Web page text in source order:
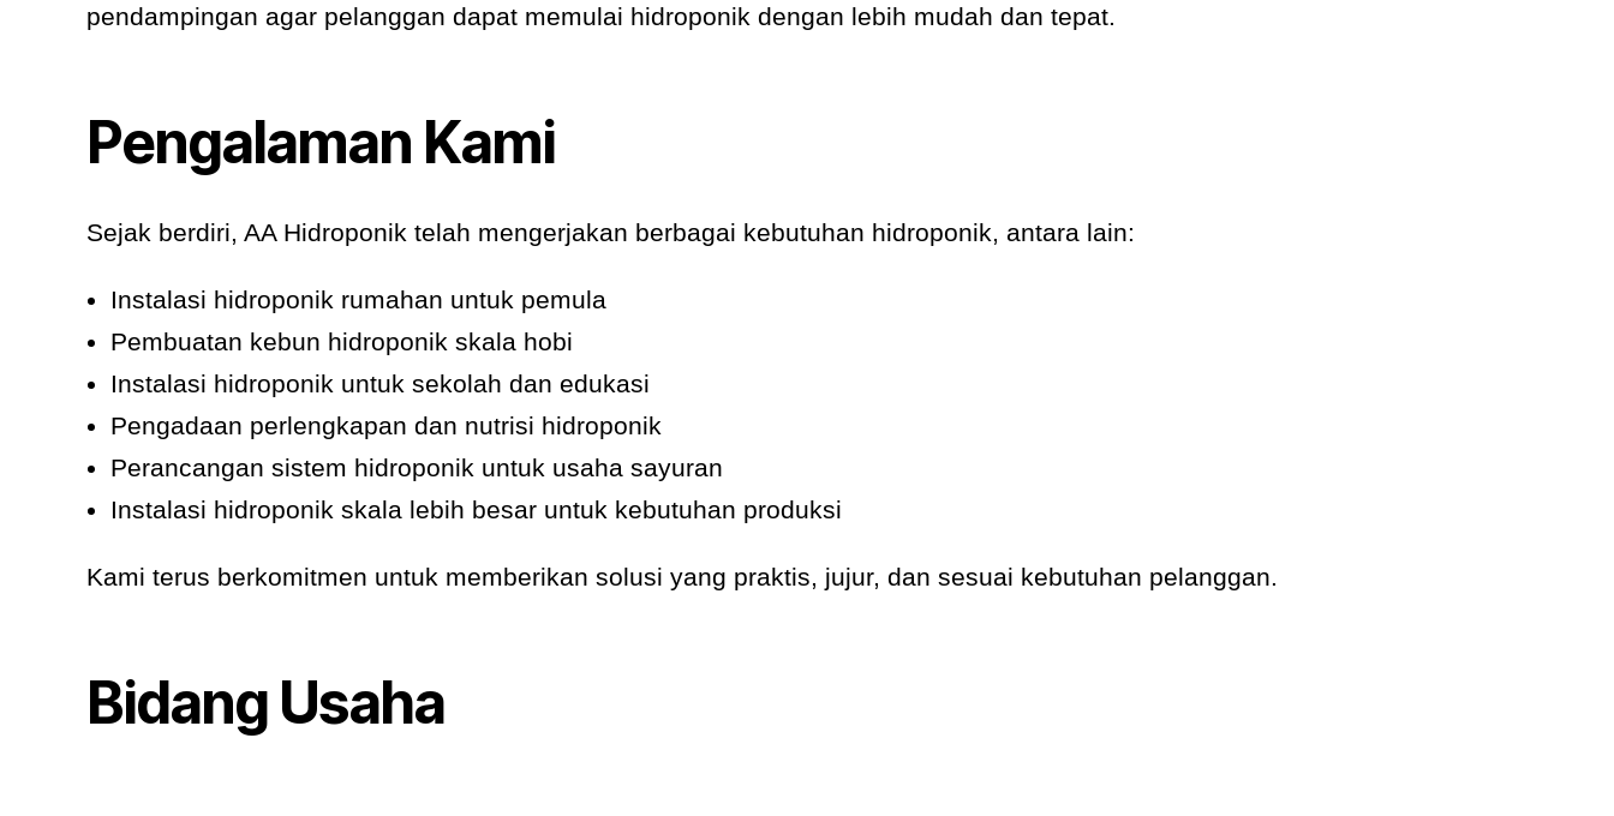
pendampingan agar pelanggan dapat memulai hidroponik dengan lebih mudah dan tepat.
Pengalaman Kami
Sejak berdiri, AA Hidroponik telah mengerjakan berbagai kebutuhan hidroponik, antara lain:
Instalasi hidroponik rumahan untuk pemula
Pembuatan kebun hidroponik skala hobi
Instalasi hidroponik untuk sekolah dan edukasi
Pengadaan perlengkapan dan nutrisi hidroponik
Perancangan sistem hidroponik untuk usaha sayuran
Instalasi hidroponik skala lebih besar untuk kebutuhan produksi
Kami terus berkomitmen untuk memberikan solusi yang praktis, jujur, dan sesuai kebutuhan pelanggan.
Bidang Usaha